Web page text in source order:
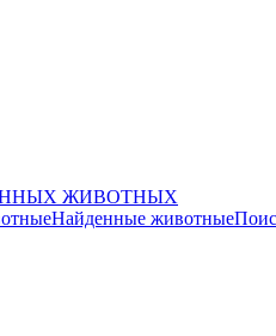
ЖИВОТНЫХ
Найденные животные